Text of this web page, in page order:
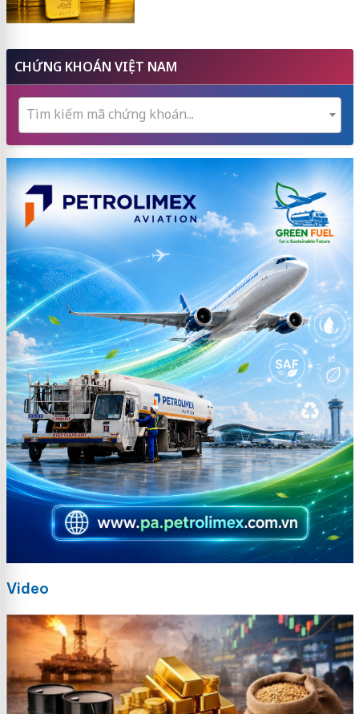
CHỨNG KHOÁN VIỆT NAM
Tìm kiếm mã chứng khoán...
Video